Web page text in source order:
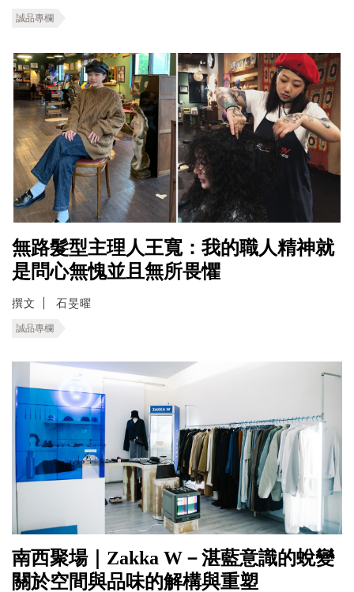
誠品專欄
無路髮型主理人王寬：我的職人精神就
是問心無愧並且無所畏懼
撰文 石旻曜
誠品專欄
南西聚場｜Zakka W－湛藍意識的蛻變
關於空間與品味的解構與重塑